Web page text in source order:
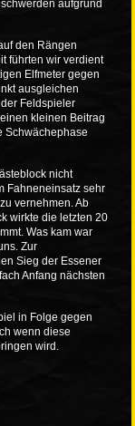
aufgrund
den Rängen
führten wir verdient
Elfmeter gegen
ausgleichen
Feldspieler
kleinen Beitrag
Schwächephase
nicht
Fahneneinsatz sehr
vernehmen. Ab
wirkte die letzten 20
Was kam war
Zur
Sieg der Essener
Anfang nächsten
in Folge gegen
wenn diese
wird.